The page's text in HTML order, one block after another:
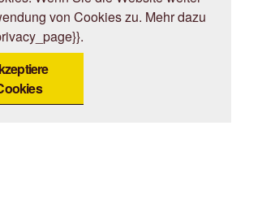
von Cookies zu. Mehr dazu